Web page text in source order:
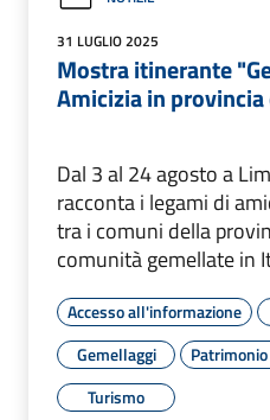
31 LUGLIO 2025
Mostra itinerante
Amicizia in
Dal 3 al 24 agosto a
racconta i legami di
tra i comuni della
comunità gemellate in
Accesso all'informazione
Gemellaggi
Turismo